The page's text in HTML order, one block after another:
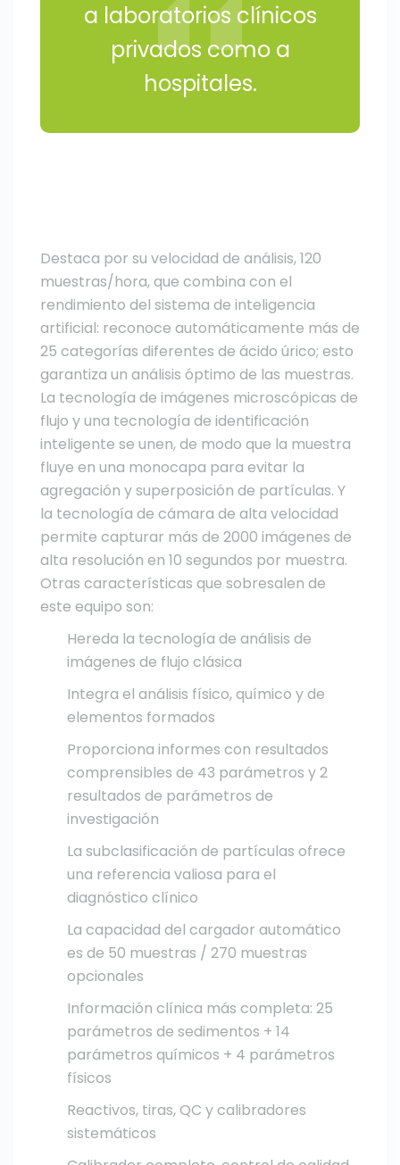
a laboratorios clínicos
privados como a
hospitales.
Destaca por su velocidad de análisis, 120
muestras/hora, que combina con el
rendimiento del sistema de inteligencia
artificial: reconoce automáticamente más de
25 categorías diferentes de ácido úrico; esto
garantiza un análisis óptimo de las muestras.
La tecnología de imágenes microscópicas de
flujo y una tecnología de identificación
inteligente se unen, de modo que la muestra
fluye en una monocapa para evitar la
agregación y superposición de partículas. Y
la tecnología de cámara de alta velocidad
permite capturar más de 2000 imágenes de
alta resolución en 10 segundos por muestra.
Otras características que sobresalen de
este equipo son:
Hereda la tecnología de análisis de
imágenes de flujo clásica
Integra el análisis físico, químico y de
elementos formados
Proporciona informes con resultados
comprensibles de 43 parámetros y 2
resultados de parámetros de
investigación
La subclasificación de partículas ofrece
una referencia valiosa para el
diagnóstico clínico
La capacidad del cargador automático
es de 50 muestras / 270 muestras
opcionales
Información clínica más completa: 25
parámetros de sedimentos + 14
parámetros químicos + 4 parámetros
físicos
Reactivos, tiras, QC y calibradores
sistemáticos